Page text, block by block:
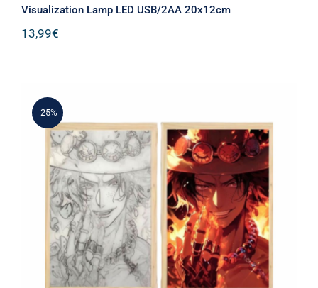
Visualization Lamp LED USB/2AA 20x12cm
13,99€
-25%
Φωτιζόμενη Κορνίζα LED Portgas D.
Ace-One Piece